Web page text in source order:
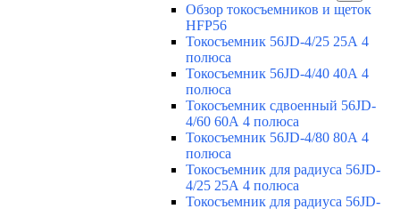
Обзор токосъемников и щеток
HFP56
Токосъемник 56JD-4/25 25А 4
полюса
Токосъемник 56JD-4/40 40А 4
полюса
Токосъемник сдвоенный 56JD-
4/60 60А 4 полюса
Токосъемник 56JD-4/80 80А 4
полюса
Токосъемник для радиуса 56JD-
4/25 25А 4 полюса
Токосъемник для радиуса 56JD-